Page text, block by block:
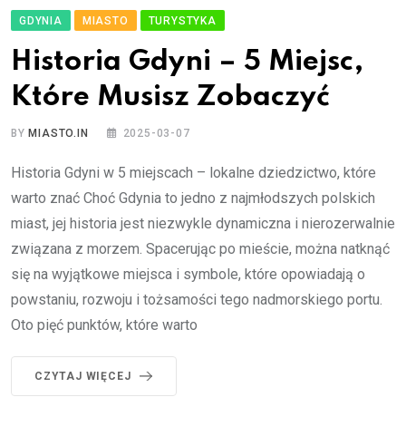
GDYNIA MIASTO TURYSTYKA
Historia Gdyni – 5 Miejsc,
Które Musisz Zobaczyć
BYMIASTO.IN 2025-03-07
Historia Gdyni w 5 miejscach – lokalne dziedzictwo, które
warto znać Choć Gdynia to jedno z najmłodszych polskich
miast, jej historia jest niezwykle dynamiczna i nierozerwalnie
związana z morzem. Spacerując po mieście, można natknąć
się na wyjątkowe miejsca i symbole, które opowiadają o
powstaniu, rozwoju i tożsamości tego nadmorskiego portu.
Oto pięć punktów, które warto
CZYTAJ WIĘCEJ